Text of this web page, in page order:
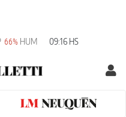
66% HUM 09:16 HS